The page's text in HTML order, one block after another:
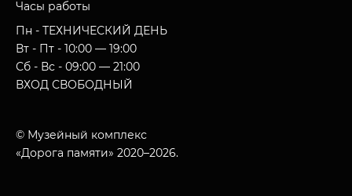
Часы работы
Пн - ТЕХНИЧЕСКИЙ ДЕНЬ
Вт - Пт - 10:00 — 19:00
Сб - Вс - 09:00 — 21:00
ВХОД СВОБОДНЫЙ
© Музейный комплекс
«Дорога памяти» 2020–2026.